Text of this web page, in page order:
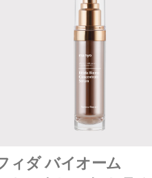
ィダ バイオーム